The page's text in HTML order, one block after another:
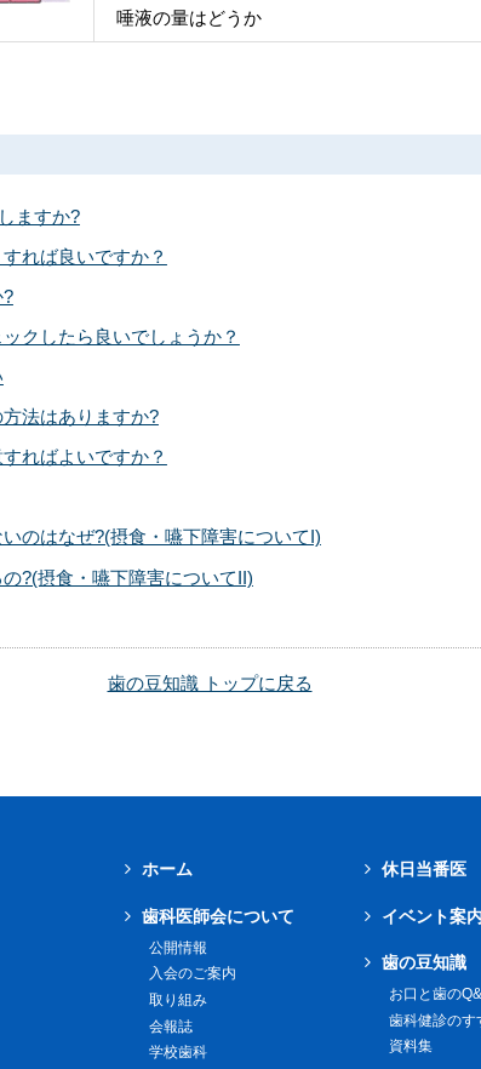
唾液の量はどうか
ますか?
れば良いですか？
?
クしたら良いでしょうか？
法はありますか?
ればよいですか？
のはなぜ?(摂食・嚥下障害についてI)
?(摂食・嚥下障害についてII)
歯の豆知識 トップに戻る
ホーム
歯科医師会について
公開情報
入会のご案内
取り組み
会報誌
学校歯科
休日当番医
イベント案
歯の豆知識
お口と歯の
歯科健診のす
資料集